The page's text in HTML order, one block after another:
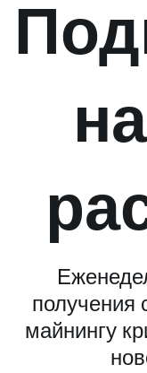
получения
майнингу